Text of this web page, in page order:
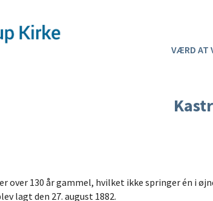
VÆRD AT
over 130 år gammel, hvilket ikke springer én i
lagt den 27. august 1882.